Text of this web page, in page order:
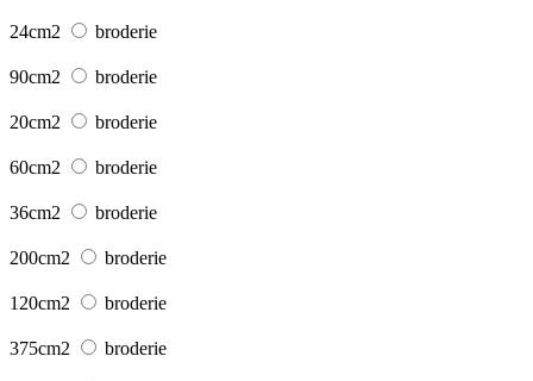
24cm2 broderie
90cm2 broderie
20cm2 broderie
60cm2 broderie
36cm2 broderie
200cm2 broderie
120cm2 broderie
375cm2 broderie